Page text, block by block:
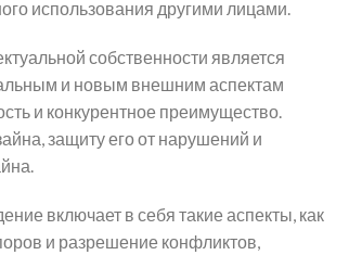
использования другими лицами.
собственности является
и новым внешним аспектам
и конкурентное преимущество.
защиту его от нарушений и
включает в себя такие аспекты, как
и разрешение конфликтов,